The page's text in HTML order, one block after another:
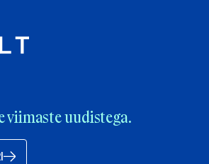
viimaste uudistega.